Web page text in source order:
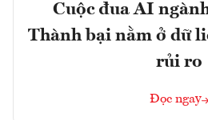
Cuộc đua AI
Thành bại nằm ở dữ
rủi ro
Đọc ngay